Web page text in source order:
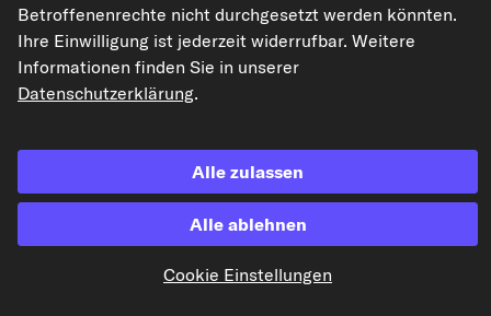
Vertrag widerrufen
© 2026 kfzteile24 GmbH - Alle Rechte vorbehalten.
deutschen Versandkostenpauschale von 6,90 €.
Betroffenenrechte nicht durchgesetzt werden könnten.
Ihre Einwilligung ist jederzeit widerrufbar. Weitere
Informationen finden Sie in unserer
Datenschutzerklärung.
Alle zulassen
Alle ablehnen
Cookie Einstellungen